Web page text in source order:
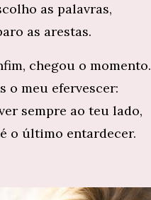
as palavras,
as arestas.
chegou o momento.
o meu efervescer:
sempre ao teu lado,
o último entardecer.